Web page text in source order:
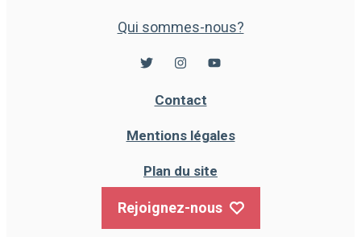
Qui sommes-nous?
Contact
Mentions légales
Plan du site
Rejoignez-nous